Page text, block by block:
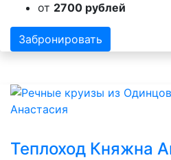
от 2700 рублей
Забронировать
Теплоход Княжна